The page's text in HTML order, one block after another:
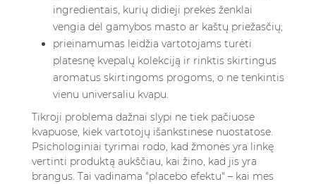
ingredientais, kurių didieji prekės ženklai
vengia dėl gamybos masto ar kaštų priežasčių;
prieinamumas leidžia vartotojams turėti
platesnę kvepalų kolekciją ir rinktis skirtingus
aromatus skirtingoms progoms, o ne tenkintis
vienu universaliu kvapu.
Tikroji problema dažnai slypi ne tiek pačiuose
kvapuose, kiek vartotojų išankstinėse nuostatose.
Psichologiniai tyrimai rodo, kad žmonės yra linkę
vertinti produktą aukščiau, kai žino, kad jis yra
brangus. Tai vadinama "placebo efektu" – kai mes